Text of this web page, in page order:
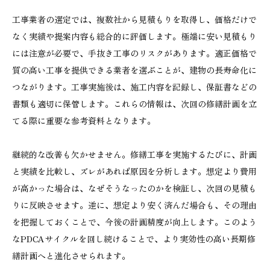
工事業者の選定では、複数社から見積もりを取得し、価格だけで
なく実績や提案内容も総合的に評価します。極端に安い見積もり
には注意が必要で、手抜き工事のリスクがあります。適正価格で
質の高い工事を提供できる業者を選ぶことが、建物の長寿命化に
つながります。工事実施後は、施工内容を記録し、保証書などの
書類も適切に保管します。これらの情報は、次回の修繕計画を立
てる際に重要な参考資料となります。
継続的な改善も欠かせません。修繕工事を実施するたびに、計画
と実績を比較し、ズレがあれば原因を分析します。想定より費用
が高かった場合は、なぜそうなったのかを検証し、次回の見積も
りに反映させます。逆に、想定より安く済んだ場合も、その理由
を把握しておくことで、今後の計画精度が向上します。このよう
なPDCAサイクルを回し続けることで、より実効性の高い長期修
繕計画へと進化させられます。